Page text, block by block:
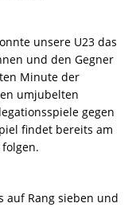
unsere U23 das
und den Gegner
Minute der
umjubelten
gegen
findet bereits am
auf Rang sieben und